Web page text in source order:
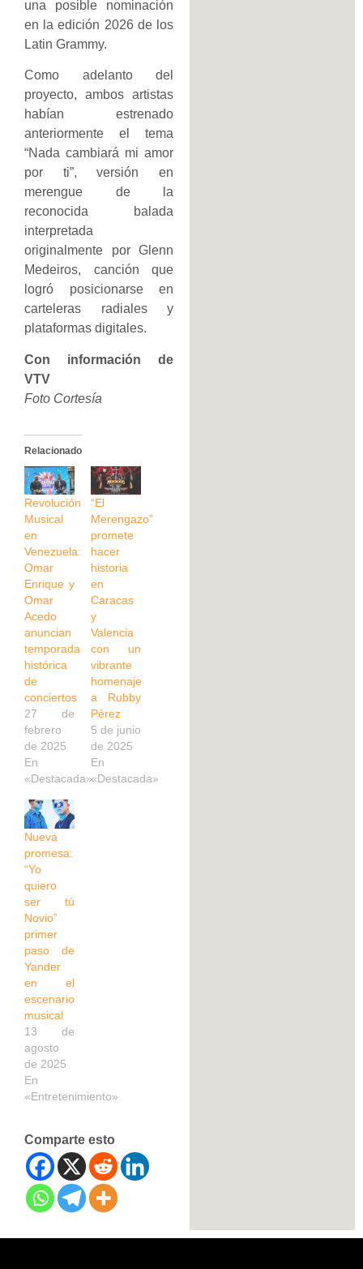
una posible nominación
en la edición 2026 de los
Latin Grammy.
Como adelanto del
proyecto, ambos artistas
habían estrenado
anteriormente el tema
“Nada cambiará mi amor
por ti”, versión en
merengue de la
reconocida balada
interpretada
originalmente por Glenn
Medeiros, canción que
logró posicionarse en
carteleras radiales y
plataformas digitales.
Con información de
VTV
Foto Cortesía
Relacionado
Revolución
Musical
en
Venezuela:
Omar
Enrique y
Omar
Acedo
anuncian
temporada
histórica
de
conciertos
27 de
febrero
de 2025
En
«Destacada»
“El
Merengazo”
promete
hacer
historia
en
Caracas
y
Valencia
con un
vibrante
homenaje
a Rubby
Pérez
5 de junio
de 2025
En
«Destacada»
Nueva
promesa:
“Yo
quiero
ser tú
Novio”
primer
paso de
Yander
en el
escenario
musical
13 de
agosto
de 2025
En
«Entretenimiento»
Comparte esto